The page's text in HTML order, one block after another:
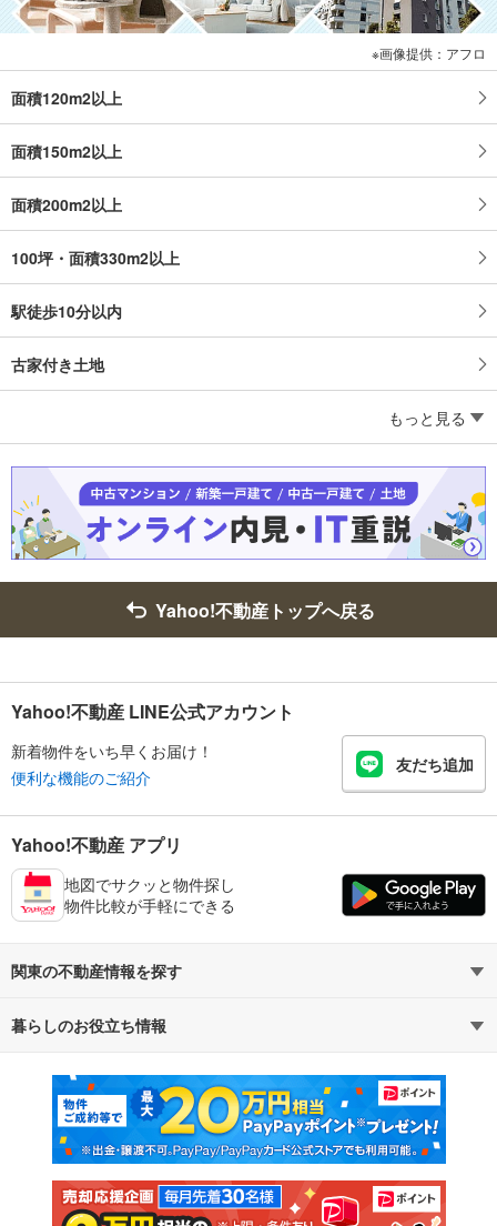
画像提供：アフロ
面積120m2以上
面積150m2以上
面積200m2以上
100坪・面積330m2以上
駅徒歩10分以内
古家付き土地
もっと見る
Yahoo!不動産トップへ戻る
Yahoo!不動産 LINE公式アカウント
新着物件をいち早くお届け！
便利な機能のご紹介
友だち追加
Yahoo!不動産 アプリ
地図でサクッと物件探し
物件比較が手軽にできる
関東の不動産情報を探す
不動産・住宅
新築マンション 中古マンション
新築一戸建て 中古一戸建て
注文住宅 土地
暮らしのお役立ち情報
マンションカタログ 教えて！住まいの先生